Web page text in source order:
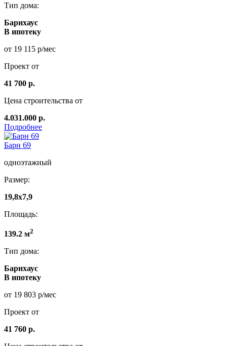
Тип дома:
Барнхаус
В ипотеку
от 19 115 р/мес
Проект от
41 700 р.
Цена строительства от
4.031.000 р.
Подробнее
Барн 69
одноэтажный
Размер:
19,8x7,9
Площадь:
139.2 м2
Тип дома:
Барнхаус
В ипотеку
от 19 803 р/мес
Проект от
41 760 р.